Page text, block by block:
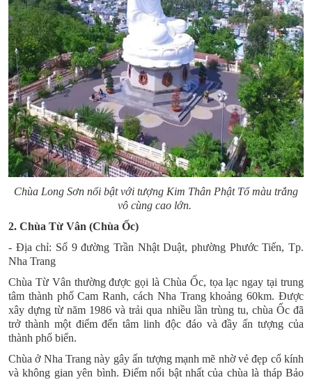
Chùa Long Sơn nổi bật với tượng Kim Thân Phật Tổ màu trắng
vô cùng cao lớn.
2. Chùa Từ Vân (Chùa Ốc)
- Địa chỉ: Số 9 đường Trần Nhật Duật, phường Phước Tiến, Tp.
Nha Trang
Chùa Từ Vân thường được gọi là Chùa Ốc, tọa lạc ngay tại trung
tâm thành phố Cam Ranh, cách Nha Trang khoảng 60km. Được
xây dựng từ năm 1986 và trải qua nhiều lần trùng tu, chùa Ốc đã
trở thành một điểm đến tâm linh độc đáo và đầy ấn tượng của
thành phố biển.
Chùa ở Nha Trang này gây ấn tượng mạnh mẽ nhờ vẻ đẹp cổ kính
và không gian yên bình. Điểm nổi bật nhất của chùa là tháp Bảo